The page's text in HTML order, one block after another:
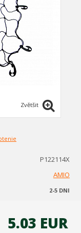
Zvětšit
P122114X
AMIO
2-5 DNI
5.03 EUR